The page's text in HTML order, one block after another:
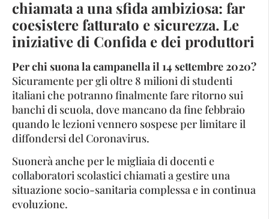
chiamata a una sfida ambiziosa: far
coesistere fatturato e sicurezza. Le
iniziative di Confida e dei produttori
Per chi suona la campanella il 14 settembre 2020?
Sicuramente per gli oltre 8 milioni di studenti
italiani che potranno finalmente fare ritorno sui
banchi di scuola, dove mancano da fine febbraio
quando le lezioni vennero sospese per limitare il
diffondersi del Coronavirus.
Suonerà anche per le migliaia di docenti e
collaboratori scolastici chiamati a gestire una
situazione socio-sanitaria complessa e in continua
evoluzione.